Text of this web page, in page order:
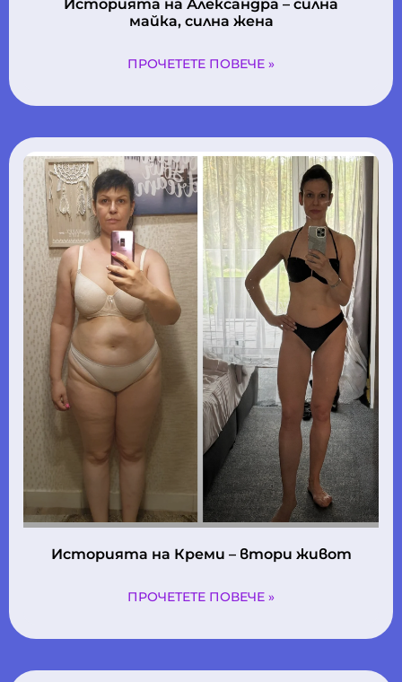
Историята на Александра – силна
майка, силна жена
ПРОЧЕТЕТЕ ПОВЕЧЕ »
Историята на Креми – втори живот
ПРОЧЕТЕТЕ ПОВЕЧЕ »